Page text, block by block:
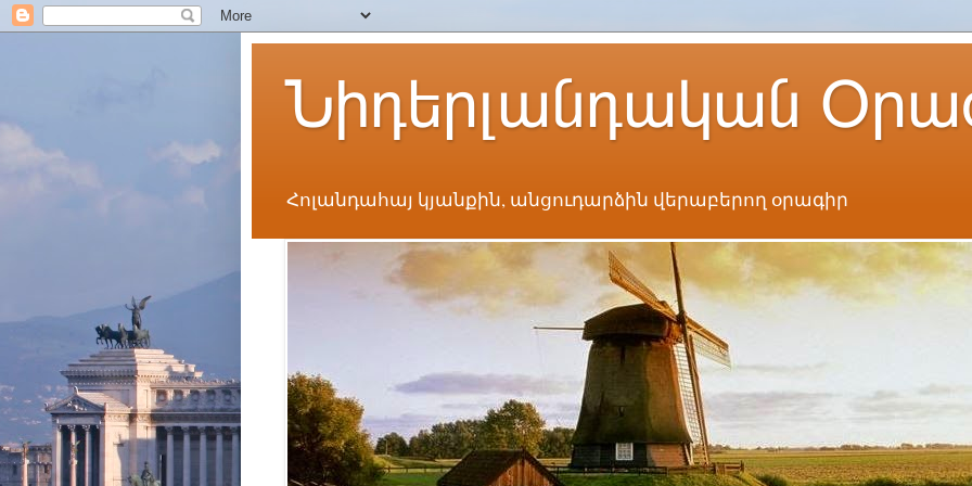
Նիդերլանդական
Հոլանդահայ կյանքին, անցուդարձին վերաբերող օրագիր